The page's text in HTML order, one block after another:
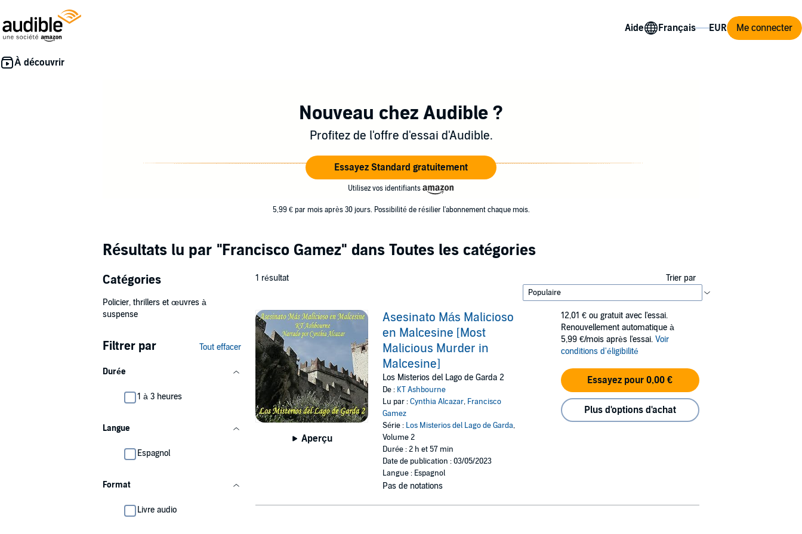
Aide Me connecter
Nouveau chez Audible ?
Profitez de l'offre d'essai d'Audible.
Essayez Standard gratuitement
Utilisez vos identifiants
5,99 € par mois après 30 jours. Possibilité de résilier l'abonnement chaque mois.
Résultats lu par "Francisco Gamez" dans Toutes les catégories
Catégories
Policier, thrillers et œuvres à
suspense
Filtrer par Tout effacer
Durée
1 à 3 heures
Langue
Espagnol
Format
Livre audio
1 résultat Trier par
Aperçu
Asesinato Más Malicioso
en Malcesine [Most
Malicious Murder in
Malcesine]
Los Misterios del Lago de Garda 2
De : KT Ashbourne
Lu par :Cynthia Alcazar, Francisco
Gamez
Série : Los Misterios del Lago de Garda,
Volume 2
Durée : 2 h et 57 min
Date de publication : 03/05/2023
Langue : Espagnol
Pas de notations
12,01 € ou gratuit avec l'essai.
Renouvellement automatique à
5,99 €/mois après l'essai. Voir
conditions d'éligibilité
Essayez pour 0,00 €
Plus d'options d'achat